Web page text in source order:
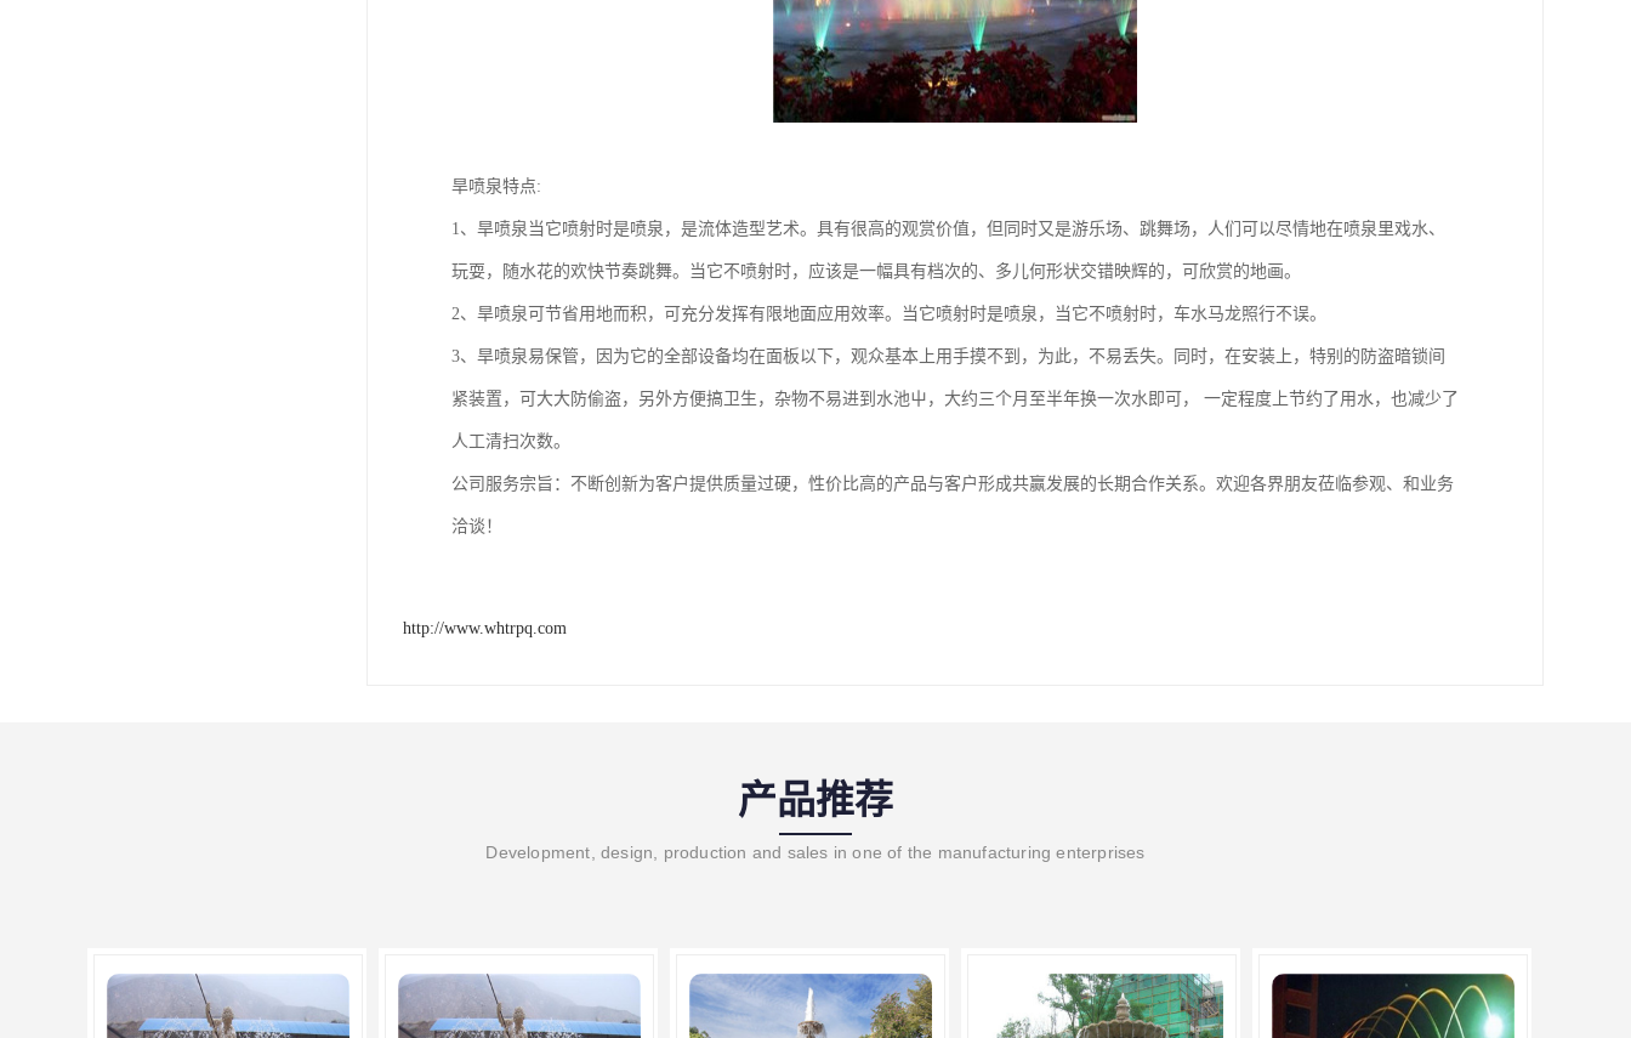
旱喷泉特点:
1、旱喷泉当它喷射时是喷泉，是流体造型艺术。具有很高的观赏价值，但同时又是游乐场、跳舞场，人们可以尽情地在喷泉里戏水、
玩耍，随水花的欢快节奏跳舞。当它不喷射时，应该是一幅具有档次的、多儿何形状交错映辉的，可欣赏的地画。
2、旱喷泉可节省用地而积，可充分发挥有限地面应用效率。当它喷射时是喷泉，当它不喷射时，车水马龙照行不误。
3、旱喷泉易保管，因为它的全部设备均在面板以下，观众基本上用手摸不到，为此，不易丢失。同时，在安装上，特别的防盗暗锁间
紧装置，可大大防偷盗，另外方便搞卫生，杂物不易进到水池屮，大约三个月至半年换一次水即可， 一定程度上节约了用水，也减少了
人工清扫次数。
公司服务宗旨：不断创新为客户提供质量过硬，性价比高的产品与客户形成共赢发展的长期合作关系。欢迎各界朋友莅临参观、和业务
洽谈！
http://www.whtrpq.com
产品推荐
Development, design, production and sales in one of the manufacturing enterprises